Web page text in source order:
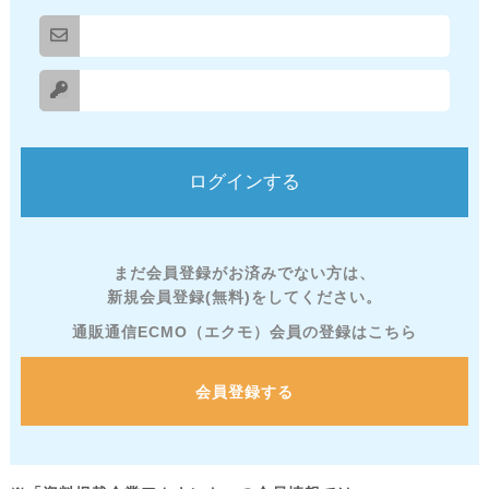
まだ会員登録がお済みでない方は、
新規会員登録(無料)をしてください。
通販通信ECMO（エクモ）会員の登録はこちら
会員登録する